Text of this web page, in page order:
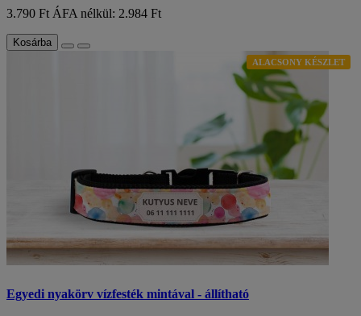
3.790 Ft ÁFA nélkül: 2.984 Ft
Kosárba
ALACSONY KÉSZLET
Egyedi nyakörv vízfesték mintával - állítható